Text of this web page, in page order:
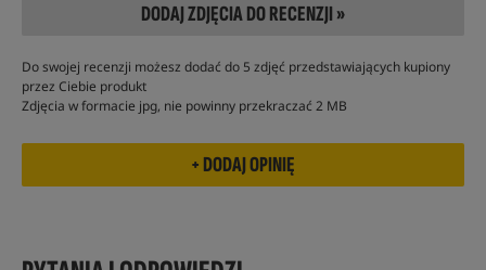
DODAJ ZDJĘCIA DO RECENZJI »
Do swojej recenzji możesz dodać do 5 zdjęć przedstawiających kupiony
przez Ciebie produkt
Zdjęcia w formacie jpg, nie powinny przekraczać 2 MB